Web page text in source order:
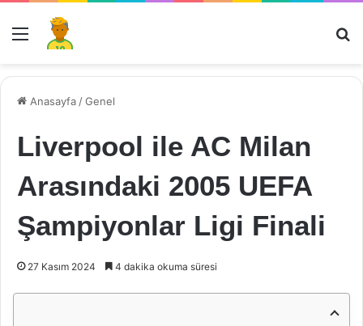
Menü
Anasayfa /Genel
Liverpool ile AC Milan
Arasındaki 2005 UEFA
Şampiyonlar Ligi Finali
27 Kasım 2024 4 dakika okuma süresi